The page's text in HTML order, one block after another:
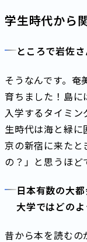
学生時代から
ところで岩佐
そうなんです。奄
育ちました！島
入学するタイミ
生時代は海と緑
京の新宿に来たと
の？」と思うほど
日本有数の大
大学ではどの
昔から本を読むの